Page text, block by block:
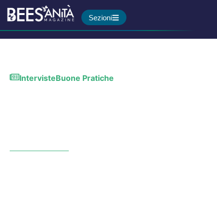
Sezioni
IntervisteBuone Pratiche